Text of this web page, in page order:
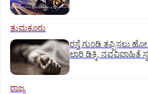
ತುಮಕೂರು
ರಸ್ತೆ ಗುಂಡಿ ತಪ್ಪಿಸಲು
ಲಾರಿ ಡಿಕ್ಕಿ, ನವವಿವಾಹಿತೆ
ರಾಜ್ಯ